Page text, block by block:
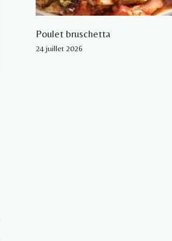
Poulet bruschetta
24 juillet 2026